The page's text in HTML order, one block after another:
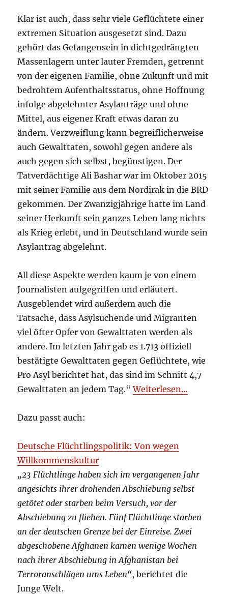
Klar ist auch, dass sehr viele Geflüchtete einer
extremen Situation ausgesetzt sind. Dazu
gehört das Gefangensein in dichtgedrängten
Massenlagern unter lauter Fremden, getrennt
von der eigenen Familie, ohne Zukunft und mit
bedrohtem Aufenthaltsstatus, ohne Hoffnung
infolge abgelehnter Asylanträge und ohne
Mittel, aus eigener Kraft etwas daran zu
ändern. Verzweiflung kann begreiflicherweise
auch Gewalttaten, sowohl gegen andere als
auch gegen sich selbst, begünstigen. Der
Tatverdächtige Ali Bashar war im Oktober 2015
mit seiner Familie aus dem Nordirak in die BRD
gekommen. Der Zwanzigjährige hatte im Land
seiner Herkunft sein ganzes Leben lang nichts
als Krieg erlebt, und in Deutschland wurde sein
Asylantrag abgelehnt.
All diese Aspekte werden kaum je von einem
Journalisten aufgegriffen und erläutert.
Ausgeblendet wird außerdem auch die
Tatsache, dass Asylsuchende und Migranten
viel öfter Opfer von Gewalttaten werden als
andere. Im letzten Jahr gab es 1.713 offiziell
bestätigte Gewalttaten gegen Geflüchtete, wie
Pro Asyl berichtet hat, das sind im Schnitt 4,7
Gewalttaten an jedem Tag.“Weiterlesen…
Dazu passt auch:
Deutsche Flüchtlingspolitik: Von wegen
Willkommenskultur
„23 Flüchtlinge haben sich im vergangenen Jahr
angesichts ihrer drohenden Abschiebung selbst
getötet oder starben beim Versuch, vor der
Abschiebung zu fliehen. Fünf Flüchtlinge starben
an der deutschen Grenze bei der Einreise. Zwei
abgeschobene Afghanen kamen wenige Wochen
nach ihrer Abschiebung in Afghanistan bei
Terroranschlägen ums Leben“, berichtet die
Junge Welt.